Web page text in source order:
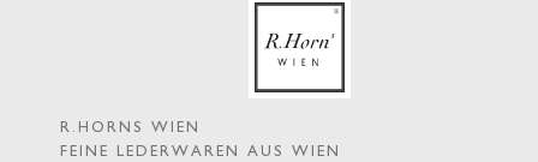
R.HORNS WIEN
FEINE LEDERWAREN AUS WIEN